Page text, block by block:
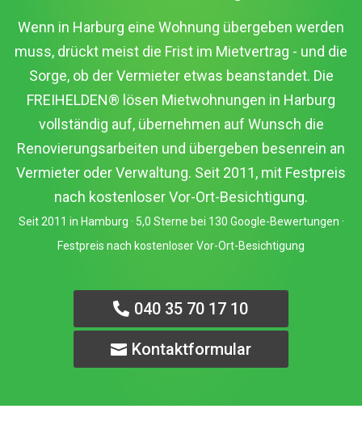
Wenn in Harburg eine Wohnung übergeben werden
muss, drückt meist die Frist im Mietvertrag - und die
Sorge, ob der Vermieter etwas beanstandet. Die
FREIHELDEN® lösen Mietwohnungen in Harburg
vollständig auf, übernehmen auf Wunsch die
Renovierungsarbeiten und übergeben besenrein an
Vermieter oder Verwaltung. Seit 2011, mit Festpreis
nach kostenloser Vor-Ort-Besichtigung.
Seit 2011 in Hamburg · 5,0 Sterne bei 130 Google-Bewertungen ·
Festpreis nach kostenloser Vor-Ort-Besichtigung
040 35 70 17 10
Kontaktformular